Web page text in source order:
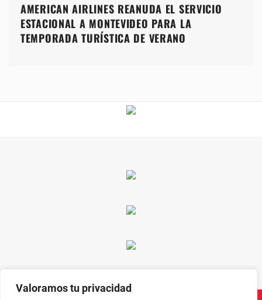
Valoramos tu privacidad
AMERICAN AIRLINES REANUDA EL SERVICIO
ESTACIONAL A MONTEVIDEO PARA LA
TEMPORADA TURÍSTICA DE VERANO